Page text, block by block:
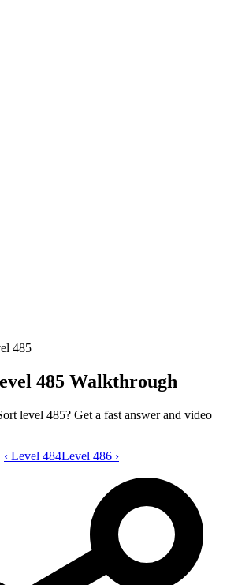
485
485 Walkthrough
level 485? Get a fast answer and video
Magic Sort level 485 video guide
‹ Level 484Level 486 ›